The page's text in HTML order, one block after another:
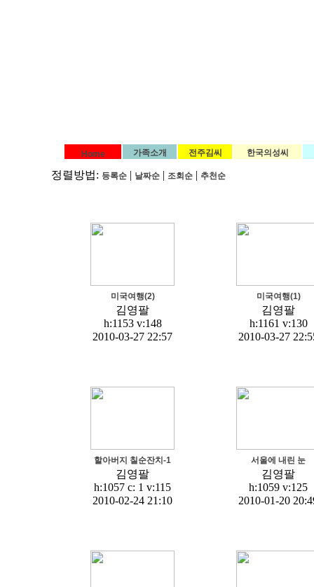
Home 가족소개 전주김씨 한국의성씨
정렬방법: 등록순 | 날짜순 | 조회순 | 추천순
미국여행(2)
김영팔
h:1153 v:148
2010-03-27 22:57
미국여행(1)
김영팔
h:1161 v:130
2010-03-27
할아버지 칠순잔치-1
김영팔
h:1057 c: 1 v:115
2010-02-24 21:10
서울에 내린 눈
김영팔
h:1059 v:125
2010-01-20